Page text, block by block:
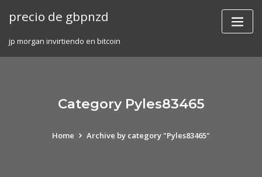
precio de gbpnzd
jp morgan invirtiendo en bitcoin
Category Pyles83465
Home Archive by category "Pyles83465"